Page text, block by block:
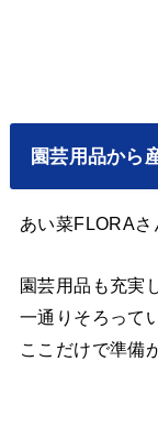
園芸用品から
あい菜FLORAさ
園芸用品も充実
一通りそろって
ここだけで準備